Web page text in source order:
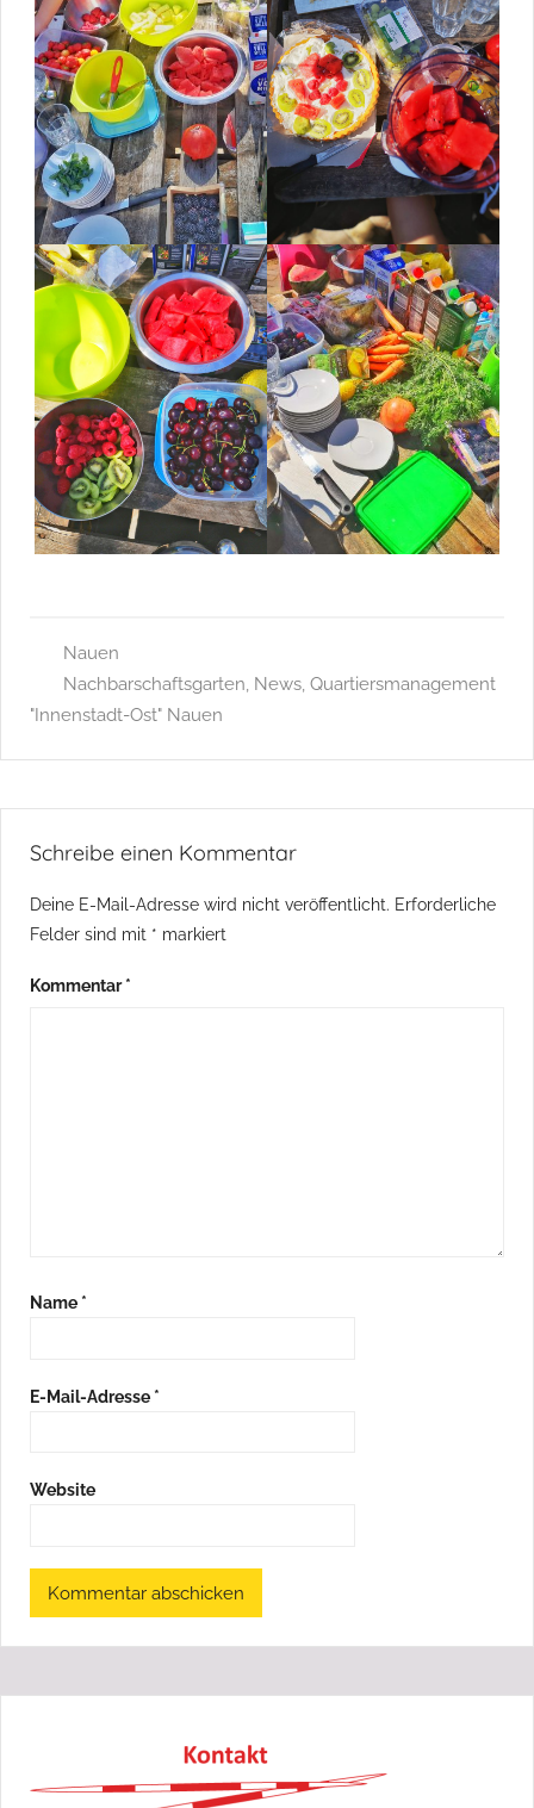
Nauen
Nachbarschaftsgarten, News, Quartiersmanagement
"Innenstadt-Ost" Nauen
Schreibe einen Kommentar
Deine E-Mail-Adresse wird nicht veröffentlicht. Erforderliche
Felder sind mit * markiert
Kommentar*
Name *
E-Mail-Adresse *
Website